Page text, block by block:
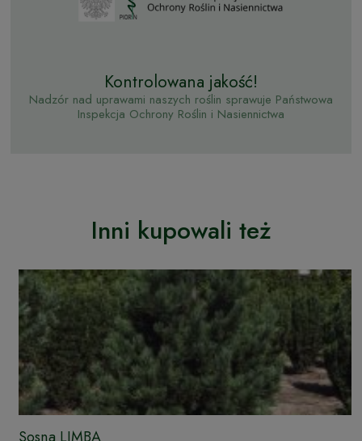
Kontrolowana jakość!
Nadzór nad uprawami naszych roślin sprawuje Państwowa
Inspekcja Ochrony Roślin i Nasiennictwa
Inni kupowali też
Sosna LIMBA